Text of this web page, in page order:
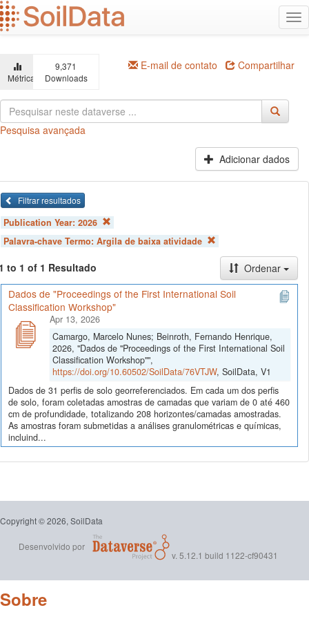
Ir
para
o
principal
Métricas
9,371
Downloads
E-mail de contato Compartilhar
Pesquisa avançada
Adicionar dados
Filtrar resultados
Publication Year: 2026
Palavra-chave Termo: Argila de baixa atividade
to 1 of 1 Resultado
Ordenar
Dados de "Proceedings of the First International Soil
Classification Workshop"
Apr 13, 2026
Camargo, Marcelo Nunes; Beinroth, Fernando Henrique,
2026, "Dados de "Proceedings of the First International Soil
Classification Workshop"",
https://doi.org/10.60502/SoilData/76VTJW, SoilData, V1
Dados de 31 perfis de solo georreferenciados. Em cada um dos perfis
de solo, foram coletadas amostras de camadas que variam de 0 até 460
cm de profundidade, totalizando 208 horizontes/camadas amostradas.
As amostras foram submetidas a análises granulométricas e químicas,
incluind...
Copyright © 2026, SoilData
Desenvolvido por
v. 5.12.1 build 1122-cf90431
Sobre